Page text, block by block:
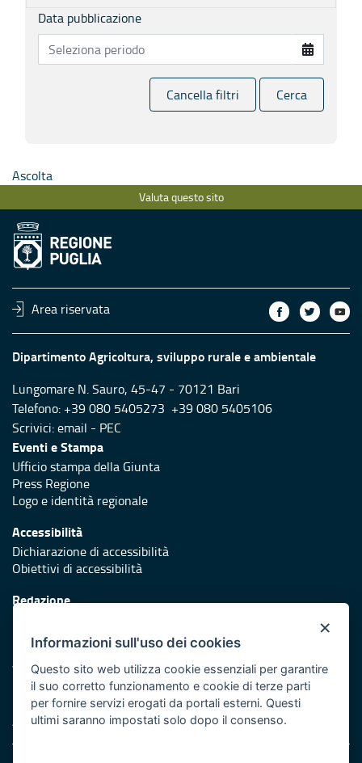
Data pubblicazione
Cancella filtri Cerca
Ascolta
Valuta questo sito
Area riservata
Dipartimento Agricoltura, sviluppo rurale e ambientale
Lungomare N. Sauro, 45-47 - 70121 Bari
Telefono: +39 080 5405273 +39 080 5405106
Scrivici:email - PEC
Eventi e Stampa
Ufficio stampa della Giunta
Press Regione
Logo e identità regionale
Accessibilità
Dichiarazione di accessibilità
Obiettivi di accessibilità
Redazione
Protezione civile
Vai al sito di Protezione Civile Puglia
Iniziativa finanziata con risorse del POR Puglia 2014/2020 -
Asse XI
×
Informazioni sull'uso dei cookies
Questo sito web utilizza cookie essenziali per garantire
il suo corretto funzionamento e cookie di terze parti
per fornire servizi erogati da portali esterni. Questi
ultimi saranno impostati solo dopo il consenso.